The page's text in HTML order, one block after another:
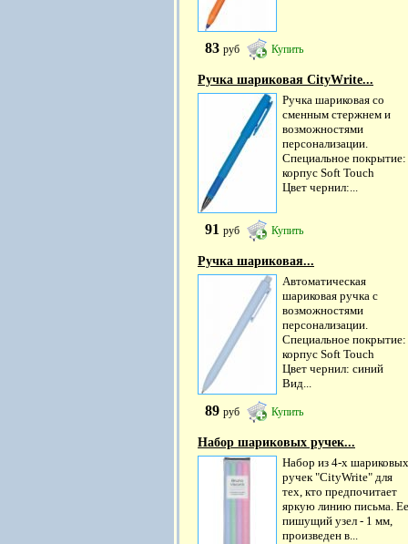
83 руб Купить
Ручка шариковая CityWrite...
Ручка шариковая со
сменным стержнем и
возможностями
персонализации.
Специальное покрытие:
корпус Soft Touch
Цвет чернил:...
91 руб Купить
Ручка шариковая...
Автоматическая
шариковая ручка с
возможностями
персонализации.
Специальное покрытие:
корпус Soft Touch
Цвет чернил: синий
Вид...
89 руб Купить
Набор шариковых ручек...
Набор из 4-х шариковых
ручек "CityWrite" для
тех, кто предпочитает
яркую линию письма. Ее
пишущий узел - 1 мм,
произведен в...